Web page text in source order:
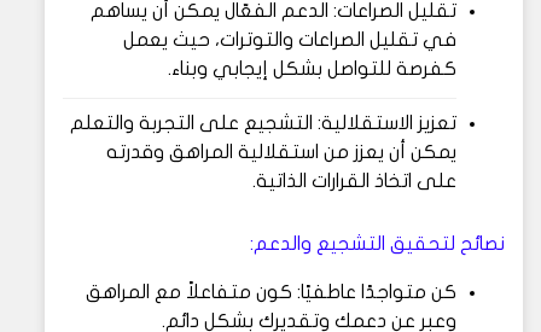
تقليل الصراعات: الدعم الفعّال يمكن أن يساهم
في تقليل الصراعات والتوترات، حيث يعمل
كفرصة للتواصل بشكل إيجابي وبناء.
تعزيز الاستقلالية: التشجيع على التجربة والتعلم
يمكن أن يعزز من استقلالية المراهق وقدرته
على اتخاذ القرارات الذاتية.
نصائح لتحقيق التشجيع والدعم:
كن متواجدًا عاطفيًا: كون متفاعلاً مع المراهق
وعبر عن دعمك وتقديرك بشكل دائم.